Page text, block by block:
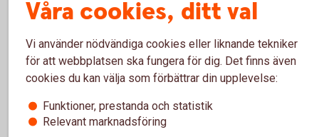
Gruppliv – villkor från 2021-02-01 (pdf)
Gruppliv – villkor från 2017-04-01 (pdf)
Gruppliv – för- och efterköpsinfo 2017-04-01 (pdf)
Betalskydd – förköpsinfo 2025-10-01 (pdf)
Våra cookies, ditt val
Vi använder nödvändiga cookies eller liknande tekniker
för att webbplatsen ska fungera för dig. Det finns även
cookies du kan välja som förbättrar din upplevelse:
Funktioner, prestanda och statistik
Relevant marknadsföring